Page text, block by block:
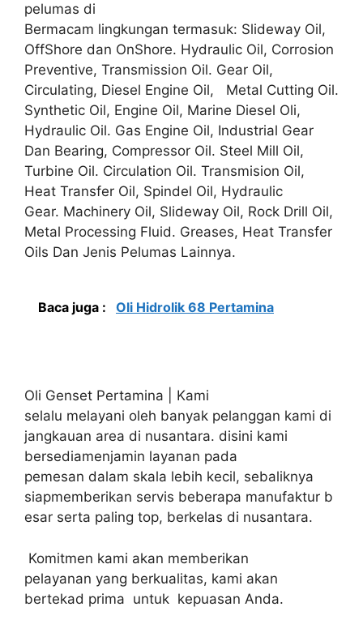
pelumas di
Bermacam lingkungan termasuk: Slideway Oil,
OffShore dan OnShore. Hydraulic Oil, Corrosion
Preventive, Transmission Oil. Gear Oil,
Circulating, Diesel Engine Oil, Metal Cutting Oil.
Synthetic Oil, Engine Oil, Marine Diesel Oli,
Hydraulic Oil. Gas Engine Oil, Industrial Gear
Dan Bearing, Compressor Oil. Steel Mill Oil,
Turbine Oil. Circulation Oil. Transmision Oil,
Heat Transfer Oil, Spindel Oil, Hydraulic
Gear. Machinery Oil, Slideway Oil, Rock Drill Oil,
Metal Processing Fluid. Greases, Heat Transfer
Oils Dan Jenis Pelumas Lainnya.
Baca juga : Oli Hidrolik 68 Pertamina
Oli Genset Pertamina | Kami
selalu melayani oleh banyak pelanggan kami di
jangkauan area di nusantara. disini kami
bersediamenjamin layanan pada
pemesan dalam skala lebih kecil, sebaliknya
siapmemberikan servis beberapa manufaktur b
esar serta paling top, berkelas di nusantara.
Komitmen kami akan memberikan
pelayanan yang berkualitas, kami akan
bertekad prima untuk kepuasan Anda.